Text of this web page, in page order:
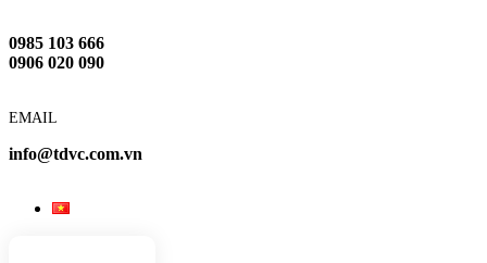
0985 103 666
0906 020 090
EMAIL
info@tdvc.com.vn